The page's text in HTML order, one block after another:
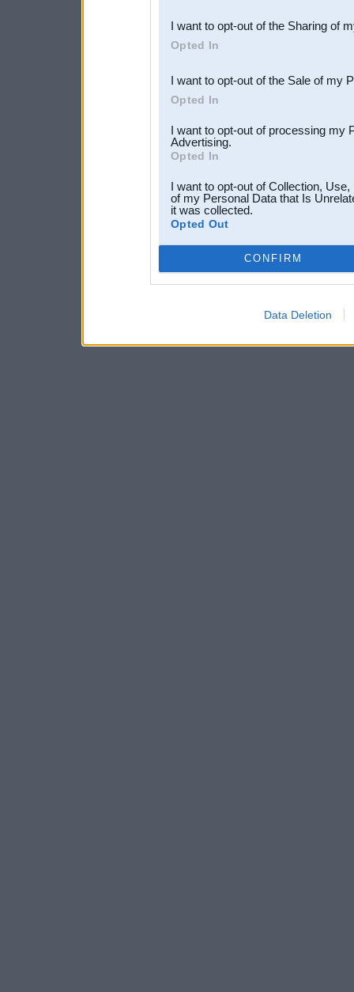
Downstream Participants
third parties.
I want to opt-out of the Sharing of
Opted In
I want to opt-out of the Sale of my
Opted In
I want to opt-out of processing my
Advertising.
Opted In
I want to opt-out of Collection,
of my Personal Data that Is
it was collected.
Opted Out
CONFIRM
Data Deletion